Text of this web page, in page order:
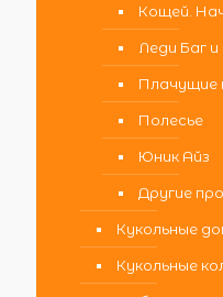
Кощей.
Леди Баг
Плачущие
Полесье
Юник Айз
Другие
Кукольные
Кукольные